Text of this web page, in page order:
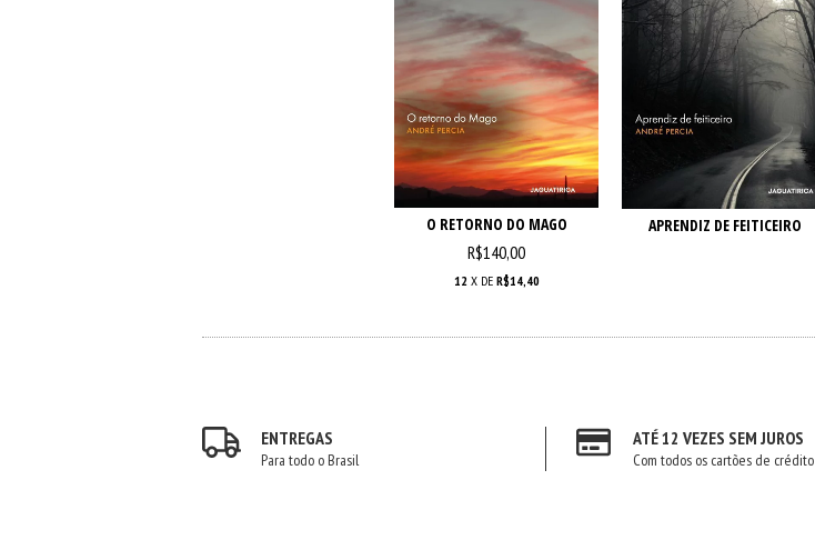
O RETORNO DO MAGO
R$140,00
12 X DE R$14,40
APRENDIZ DE FEITICEIRO
ENTREGAS
Para todo o Brasil
ATÉ 12 VEZES SEM JUROS
Com todos os cartões de crédito